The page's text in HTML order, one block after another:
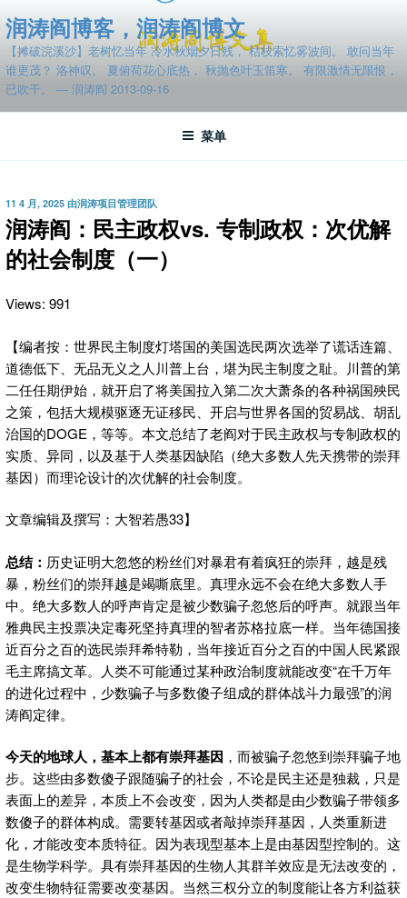
至
容
润涛阎博客，润涛阎博文
【摊破浣溪沙】老树忆当年 冷水秋烟夕日残， 枯枝索忆雾波间。 敢问当年
谁更茂？ 洛神叹。 夏俯荷花心底热， 秋抛色叶玉笛寒。 有限激情无限恨，
已吹干。 — 润涛阎 2013-09-16
菜单
发
布
于
11 4 月, 2025 由润涛项目管理团队
润涛阎：民主政权vs. 专制政权：次优解
的社会制度（一）
Views: 991
【编者按：世界民主制度灯塔国的美国选民两次选举了谎话连篇、
道德低下、无品无义之人川普上台，堪为民主制度之耻。川普的第
二任任期伊始，就开启了将美国拉入第二次大萧条的各种祸国殃民
之策，包括大规模驱逐无证移民、开启与世界各国的贸易战、胡乱
治国的DOGE，等等。本文总结了老阎对于民主政权与专制政权的
实质、异同，以及基于人类基因缺陷（绝大多数人先天携带的崇拜
基因）而理论设计的次优解的社会制度。
文章编辑及撰写：大智若愚33】
总结： 历史证明大忽悠的粉丝们对暴君有着疯狂的崇拜，越是残
暴，粉丝们的崇拜越是竭嘶底里。真理永远不会在绝大多数人手
中。绝大多数人的呼声肯定是被少数骗子忽悠后的呼声。就跟当年
雅典民主投票决定毒死坚持真理的智者苏格拉底一样。当年德国接
近百分之百的选民崇拜希特勒，当年接近百分之百的中国人民紧跟
毛主席搞文革。人类不可能通过某种政治制度就能改变“在千万年
的进化过程中，少数骗子与多数傻子组成的群体战斗力最强”的润
涛阎定律。
今天的地球人，基本上都有崇拜基因 ，而被骗子忽悠到崇拜骗子地
步。这些由多数傻子跟随骗子的社会，不论是民主还是独裁，只是
表面上的差异，本质上不会改变，因为人类都是由少数骗子带领多
数傻子的群体构成。需要转基因或者敲掉崇拜基因，人类重新进
化，才能改变本质特征。因为表现型基本上是由基因型控制的。这
是生物学科学。具有崇拜基因的生物人其群羊效应是无法改变的，
改变生物特征需要改变基因。当然三权分立的制度能让各方利益获